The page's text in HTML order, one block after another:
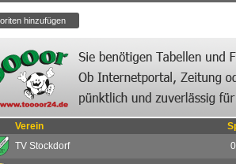
Verein
TV Stockdorf 0